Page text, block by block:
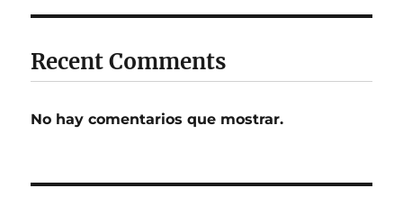
Recent Comments
No hay comentarios que mostrar.